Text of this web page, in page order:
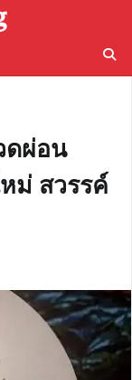
ดผ่อน
ม่ สวรรค์